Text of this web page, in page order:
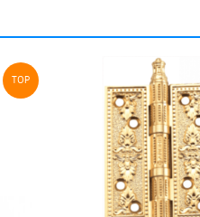
TOP